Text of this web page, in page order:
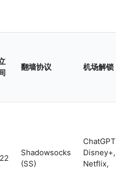
翻墙协议 机场解锁
Shadowsocks
(SS)
ChatGPT,
Disney+,
Netflix,